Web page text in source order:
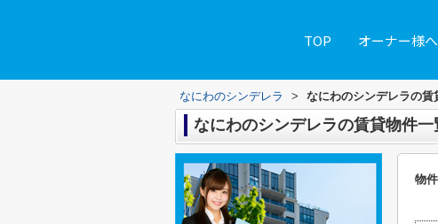
TOP オーナー様へ
なにわのシンデレラ > なにわのシンデレラの
なにわのシンデレラの賃貸物件
物